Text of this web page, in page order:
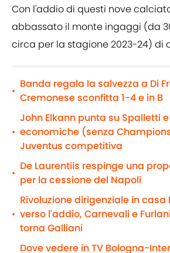
Con l'addio di questi nove
abbassato il monte ingaggi (da
circa per la stagione 2023-24) di
•
Banda regala la salvezza a Di
Cremonese sconfitta 1-4 e in B
•
John Elkann punta su Spalletti
economiche (senza
Juventus competitiva
•
De Laurentiis respinge una
per la cessione del Napoli
•
Rivoluzione dirigenziale in casa
verso l'addio, Carnevali e
torna Galliani
Dove vedere in TV Bologna-